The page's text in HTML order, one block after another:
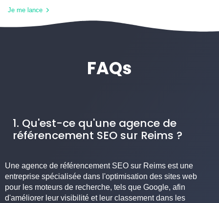
Je me lance
FAQs
1. Qu'est-ce qu'une agence de
référencement SEO sur Reims ?
Une agence de référencement SEO sur Reims est une
entreprise spécialisée dans l'optimisation des sites web
pour les moteurs de recherche, tels que Google, afin
d'améliorer leur visibilité et leur classement dans les